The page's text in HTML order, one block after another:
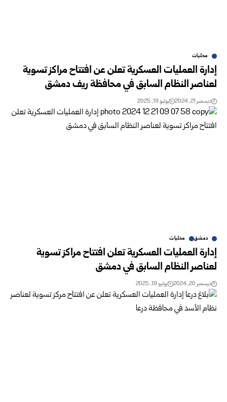
محليات
إدارة العمليات العسكرية تعلن عن افتتاح مراكز تسوية
لعناصر النظام السابق في محافظة ريف دمشق
ديسمبر 21, 2024 يوليو 19, 2025
دمشق محليات
إدارة العمليات العسكرية تعلن افتتاح مراكز تسوية
لعناصر النظام السابق في دمشق
ديسمبر 20, 2024 يوليو 19, 2025